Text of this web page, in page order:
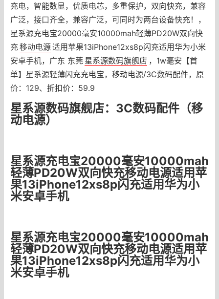
充电，智能数显，优质电芯，多重保护，双向快充，兼容
广泛，接口齐全，兼容广泛，可同时为两台设备快充！，
星系源充电宝20000毫安10000mah轻薄PD20W双向快
充移动电源适用苹果13iPhone12xs8p闪充适用华为小米
安卓手机，广东 东莞 星系源数码旗舰店 ，1w毫安【首
单】星系源轻薄闪充充电宝，移动电源/3C数码配件，原
价：129、折扣价：59.9
星系源数码旗舰店：3C数码配件（移
动电源）
星系源充电宝20000毫安10000mah
轻薄PD20W双向快充移动电源适用苹
果13iPhone12xs8p闪充适用华为小
米安卓手机
星系源充电宝20000毫安10000mah
轻薄PD20W双向快充移动电源适用苹
果13iPhone12xs8p闪充适用华为小
米安卓手机